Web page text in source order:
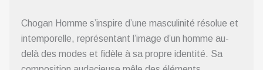
Chogan Homme s’inspire d’une masculinité résolue et
intemporelle, représentant l’image d’un homme au-
delà des modes et fidèle à sa propre identité. Sa